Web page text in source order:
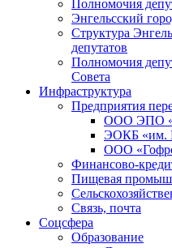
Полномочия
Энгельсский
Структура
депутатов
Полномочия
Совета
Инфраструктура
Предприятия
ООО ЭПО
ЭОКБ «им.
ООО
Финансово-
Пищевая
Связь, почта
Соцсфера
Образование